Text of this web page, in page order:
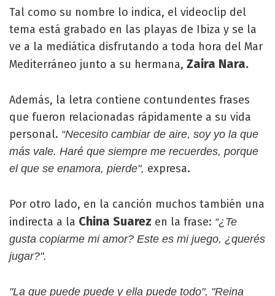
Tal como su nombre lo indica, el videoclip del
tema está grabado en las playas de Ibiza y se la
ve a la mediática disfrutando a toda hora del Mar
Mediterráneo junto a su hermana, Zaira Nara.
Además, la letra contiene contundentes frases
que fueron relacionadas rápidamente a su vida
personal. “Necesito cambiar de aire, soy yo la que
más vale. Haré que siempre me recuerdes, porque
el que se enamora, pierde", expresa.
Por otro lado, en la canción muchos también una
indirecta a la China Suarez en la frase: “¿Te
gusta copiarme mi amor? Este es mi juego, ¿querés
jugar?".
"La que puede puede y ella puede todo", "Reina